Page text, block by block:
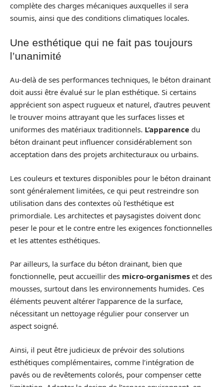
complète des charges mécaniques auxquelles il sera
soumis, ainsi que des conditions climatiques locales.
Une esthétique qui ne fait pas toujours
l’unanimité
Au-delà de ses performances techniques, le béton drainant
doit aussi être évalué sur le plan esthétique. Si certains
apprécient son aspect rugueux et naturel, d’autres peuvent
le trouver moins attrayant que les surfaces lisses et
uniformes des matériaux traditionnels. L’apparence du
béton drainant peut influencer considérablement son
acceptation dans des projets architecturaux ou urbains.
Les couleurs et textures disponibles pour le béton drainant
sont généralement limitées, ce qui peut restreindre son
utilisation dans des contextes où l’esthétique est
primordiale. Les architectes et paysagistes doivent donc
peser le pour et le contre entre les exigences fonctionnelles
et les attentes esthétiques.
Par ailleurs, la surface du béton drainant, bien que
fonctionnelle, peut accueillir des micro-organismes et des
mousses, surtout dans les environnements humides. Ces
éléments peuvent altérer l’apparence de la surface,
nécessitant un nettoyage régulier pour conserver un
aspect soigné.
Ainsi, il peut être judicieux de prévoir des solutions
esthétiques complémentaires, comme l’intégration de
pavés ou de revêtements colorés, pour compenser cette